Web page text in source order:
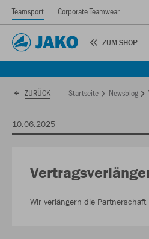
Teamsport Corporate Teamwear
ZUM SHOP
ZURÜCK Startseite Newsblog
10.06.2025
Wir verlängern die Partnerschaft